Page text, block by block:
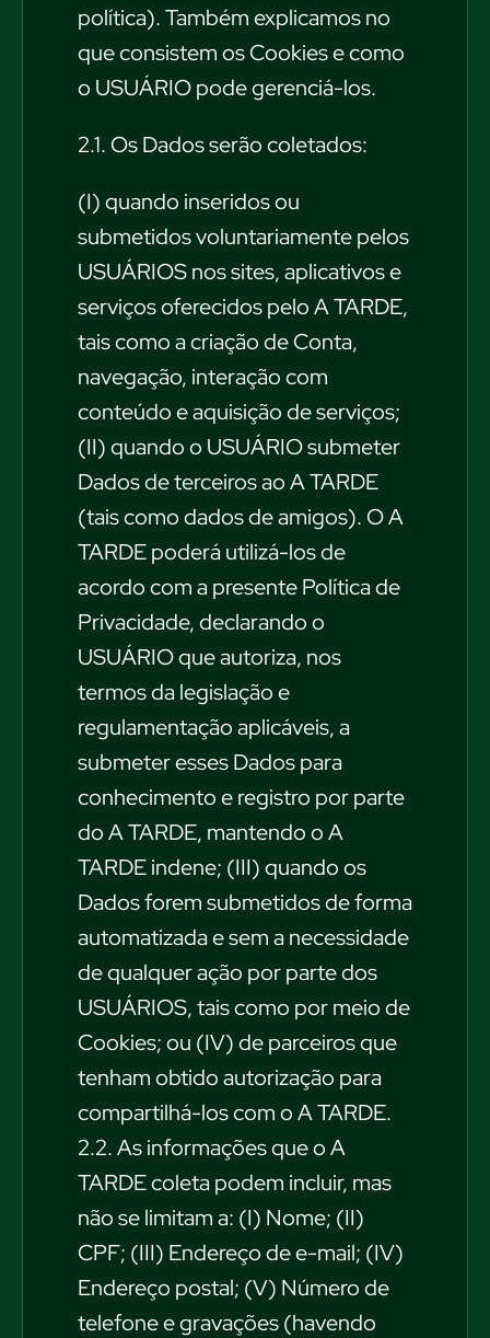
política). Também explicamos no
que consistem os Cookies e como
o USUÁRIO pode gerenciá-los.
2.1. Os Dados serão coletados:
(I) quando inseridos ou
submetidos voluntariamente pelos
USUÁRIOS nos sites, aplicativos e
serviços oferecidos pelo A TARDE,
tais como a criação de Conta,
navegação, interação com
conteúdo e aquisição de serviços;
(II) quando o USUÁRIO submeter
Dados de terceiros ao A TARDE
(tais como dados de amigos). O A
TARDE poderá utilizá-los de
acordo com a presente Política de
Privacidade, declarando o
USUÁRIO que autoriza, nos
termos da legislação e
regulamentação aplicáveis, a
submeter esses Dados para
conhecimento e registro por parte
do A TARDE, mantendo o A
TARDE indene; (III) quando os
Dados forem submetidos de forma
automatizada e sem a necessidade
de qualquer ação por parte dos
USUÁRIOS, tais como por meio de
Cookies; ou (IV) de parceiros que
tenham obtido autorização para
compartilhá-los com o A TARDE.
2.2. As informações que o A
TARDE coleta podem incluir, mas
não se limitam a: (I) Nome; (II)
CPF; (III) Endereço de e-mail; (IV)
Endereço postal; (V) Número de
telefone e gravações (havendo